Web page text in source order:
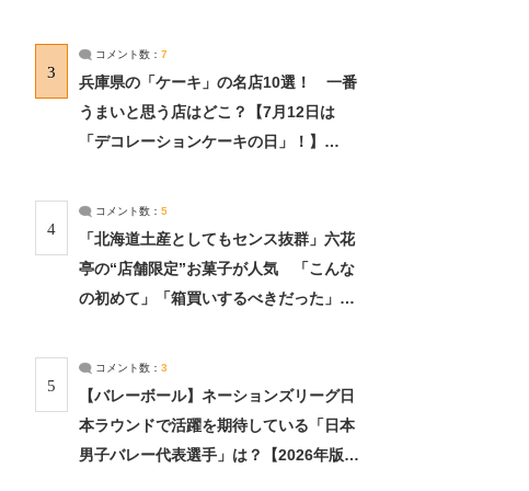
3
コメント数： 7
兵庫県の「ケーキ」の名店10選！ 一番
うまいと思う店はどこ？【7月12日は
「デコレーションケーキの日」！】
4
コメント数： 5
「北海道土産としてもセンス抜群」六花
亭の“店舗限定”お菓子が人気 「こんな
の初めて」「箱買いするべきだった」
5
コメント数： 3
【バレーボール】ネーションズリーグ日
本ラウンドで活躍を期待している「日本
男子バレー代表選手」は？【2026年版・